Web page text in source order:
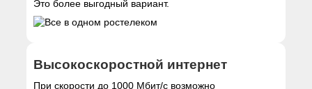
Это более выгодный вариант.
Высокоскоростной интернет
При скорости до 1000 Мбит/с возможно